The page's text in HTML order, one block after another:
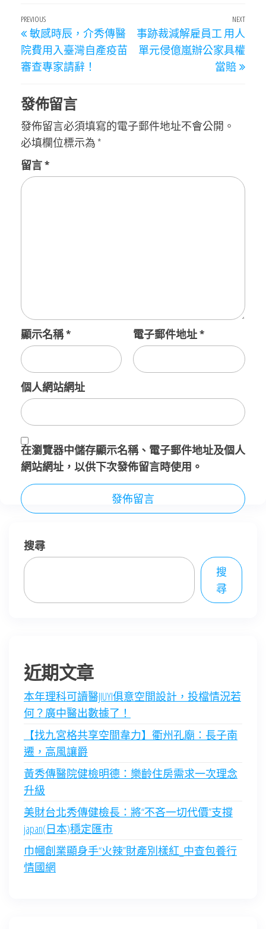
文
章
導
Previous
Post
PREVIOUS
敏感時辰，介秀傳醫
院費用入臺灣自產疫苗
審查專家請辭！
Next
Post
NEXT
事跡裁減解雇員工 用人
單元侵億嵐辦公家具權
當賠
發佈留言
發佈留言必須填寫的電子郵件地址不會公開。
必填欄位標示為 *
留言*
顯示名稱* 電子郵件地址*
個人網站網址
在瀏覽器中儲存顯示名稱、電子郵件地址及個人
網站網址，以供下次發佈留言時使用。
搜尋
搜
尋
近期文章
本年理科可讀醫JIUYI俱意空間設計，投檔情況若
何？廣中醫出數據了！
【找九宮格共享空間韋力】衢州孔廟：長子南
遷，高風讓爵
黃秀傳醫院健檢明德：樂齡住房需求一次理念
升級
美財台北秀傳健檢長：將“不吝一切代價”支撐
japan(日本)穩定匯市
巾幗創業顯身手“火辣”財產別樣紅_中查包養行
情國網